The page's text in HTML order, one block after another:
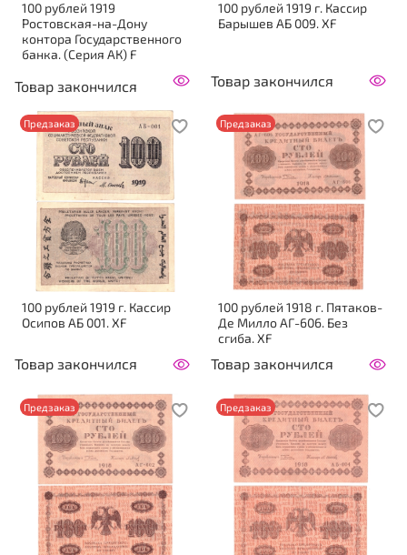
100 рублей 1919
Ростовская-на-Дону
контора Государственного
банка. (Серия АК) F
Товар закончился
100 рублей 1919 г. Кассир
Барышев АБ 009. XF
Товар закончился
Предзаказ
100 рублей 1919 г. Кассир
Осипов АБ 001. XF
Товар закончился
Предзаказ
100 рублей 1918 г. Пятаков-
Де Милло АГ-606. Без
сгиба. XF
Товар закончился
Предзаказ Предзаказ